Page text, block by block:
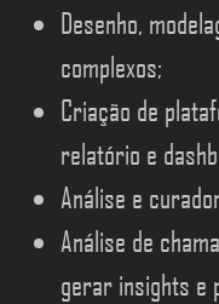
Desenho,
complexos;
Criação de
relatório e
Análise e
Análise de
gerar insights e